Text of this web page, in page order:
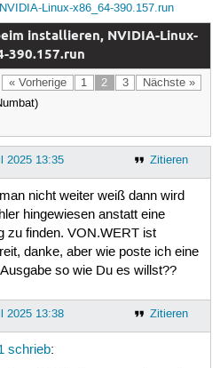
Linux-x86_64-390.157.run
installieren, NVIDIA-Linux-
390.157.run
« Vorherige 1 2 3 Nächste »
Zitieren
2025 13:35
nicht weiter weiß dann wird
hingewiesen anstatt eine
zu finden. VON.WERT ist
danke, aber wie poste ich eine
so wie Du es willst??
Zitieren
2025 13:38
schrieb: